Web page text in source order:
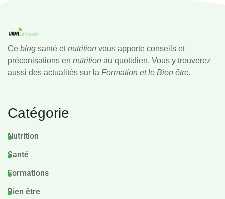
Ce blog santé etnutrition vous apporte conseils et
préconisations en nutrition au quotidien. Vous y trouverez
aussi des actualités sur la Formation et le Bien être.
Catégorie
Nutrition
Santé
Formations
Bien être